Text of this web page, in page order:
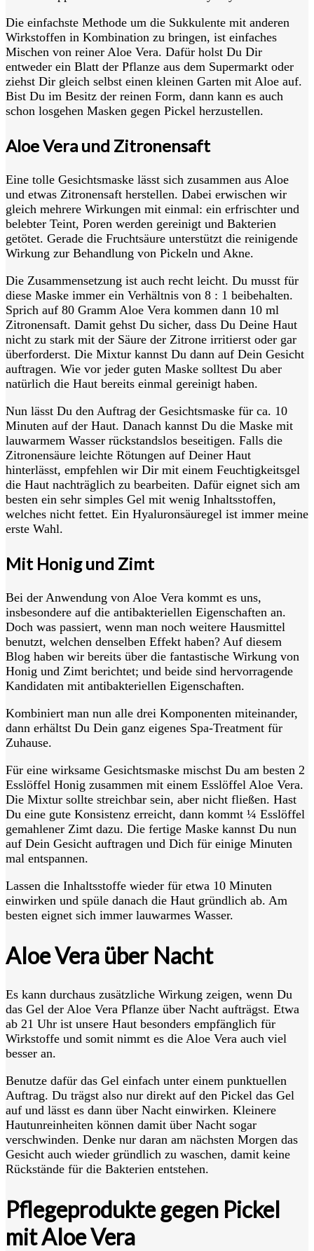
Die einfachste Methode um die Sukkulente mit anderen
Wirkstoffen in Kombination zu bringen, ist einfaches
Mischen von reiner Aloe Vera. Dafür holst Du Dir
entweder ein Blatt der Pflanze aus dem Supermarkt oder
ziehst Dir gleich selbst einen kleinen Garten mit Aloe auf.
Bist Du im Besitz der reinen Form, dann kann es auch
schon losgehen Masken gegen Pickel herzustellen.
Aloe Vera und Zitronensaft
Eine tolle Gesichtsmaske lässt sich zusammen aus Aloe
und etwas Zitronensaft herstellen. Dabei erwischen wir
gleich mehrere Wirkungen mit einmal: ein erfrischter und
belebter Teint, Poren werden gereinigt und Bakterien
getötet. Gerade die Fruchtsäure unterstützt die reinigende
Wirkung zur Behandlung von Pickeln und Akne.
Die Zusammensetzung ist auch recht leicht. Du musst für
diese Maske immer ein Verhältnis von 8 : 1 beibehalten.
Sprich auf 80 Gramm Aloe Vera kommen dann 10 ml
Zitronensaft. Damit gehst Du sicher, dass Du Deine Haut
nicht zu stark mit der Säure der Zitrone irritierst oder gar
überforderst. Die Mixtur kannst Du dann auf Dein Gesicht
auftragen. Wie vor jeder guten Maske solltest Du aber
natürlich die Haut bereits einmal gereinigt haben.
Nun lässt Du den Auftrag der Gesichtsmaske für ca. 10
Minuten auf der Haut. Danach kannst Du die Maske mit
lauwarmem Wasser rückstandslos beseitigen. Falls die
Zitronensäure leichte Rötungen auf Deiner Haut
hinterlässt, empfehlen wir Dir mit einem Feuchtigkeitsgel
die Haut nachträglich zu bearbeiten. Dafür eignet sich am
besten ein sehr simples Gel mit wenig Inhaltsstoffen,
welches nicht fettet. Ein Hyaluronsäuregel ist immer meine
erste Wahl.
Mit Honig und Zimt
Bei der Anwendung von Aloe Vera kommt es uns,
insbesondere auf die antibakteriellen Eigenschaften an.
Doch was passiert, wenn man noch weitere Hausmittel
benutzt, welchen denselben Effekt haben? Auf diesem
Blog haben wir bereits über die fantastische Wirkung von
Honig und Zimt berichtet; und beide sind hervorragende
Kandidaten mit antibakteriellen Eigenschaften.
Kombiniert man nun alle drei Komponenten miteinander,
dann erhältst Du Dein ganz eigenes Spa-Treatment für
Zuhause.
Für eine wirksame Gesichtsmaske mischst Du am besten 2
Esslöffel Honig zusammen mit einem Esslöffel Aloe Vera.
Die Mixtur sollte streichbar sein, aber nicht fließen. Hast
Du eine gute Konsistenz erreicht, dann kommt ¼ Esslöffel
gemahlener Zimt dazu. Die fertige Maske kannst Du nun
auf Dein Gesicht auftragen und Dich für einige Minuten
mal entspannen.
Lassen die Inhaltsstoffe wieder für etwa 10 Minuten
einwirken und spüle danach die Haut gründlich ab. Am
besten eignet sich immer lauwarmes Wasser.
Aloe Vera über Nacht
Es kann durchaus zusätzliche Wirkung zeigen, wenn Du
das Gel der Aloe Vera Pflanze über Nacht aufträgst. Etwa
ab 21 Uhr ist unsere Haut besonders empfänglich für
Wirkstoffe und somit nimmt es die Aloe Vera auch viel
besser an.
Benutze dafür das Gel einfach unter einem punktuellen
Auftrag. Du trägst also nur direkt auf den Pickel das Gel
auf und lässt es dann über Nacht einwirken. Kleinere
Hautunreinheiten können damit über Nacht sogar
verschwinden. Denke nur daran am nächsten Morgen das
Gesicht auch wieder gründlich zu waschen, damit keine
Rückstände für die Bakterien entstehen.
Pflegeprodukte gegen Pickel
mit Aloe Vera